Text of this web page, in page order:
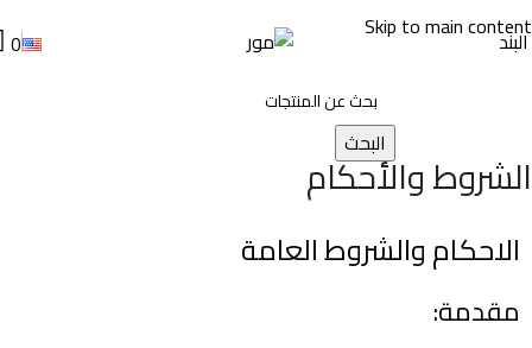
Skip to main content
البند 0
البحث
الشروط والأحكام
الرئيسية الشروط والأحكام
الاحكام والشروط العامة
مقدمة: